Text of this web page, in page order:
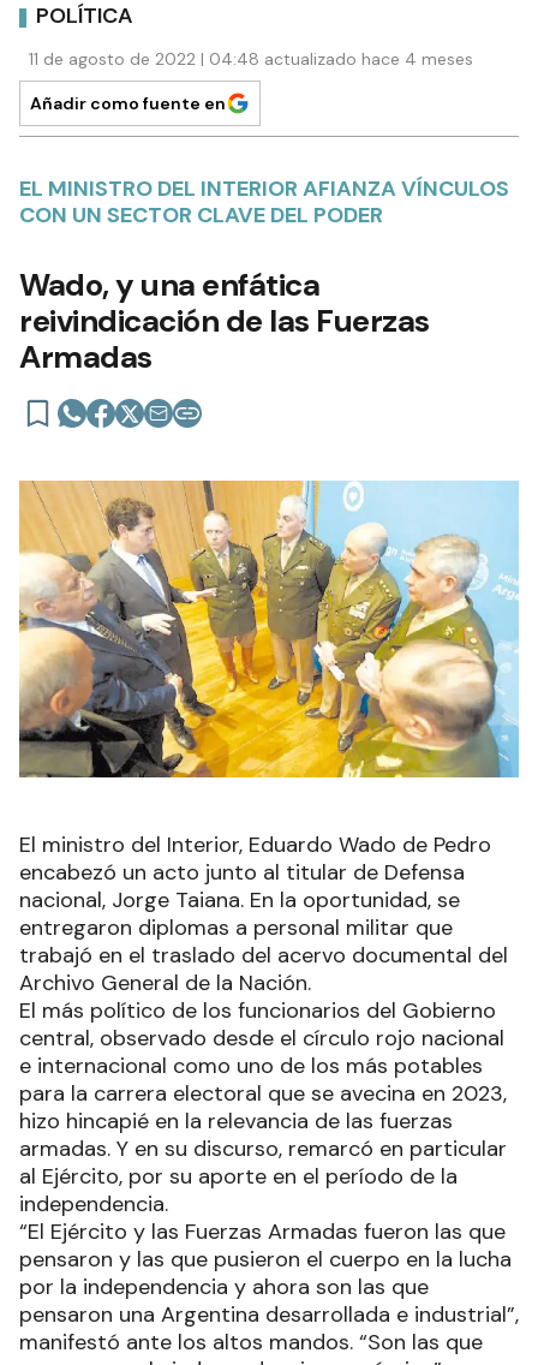
POLÍTICA
11 de agosto de 2022 | 04:48 actualizado hace 4 meses
Añadir como fuente en
EL MINISTRO DEL INTERIOR AFIANZA VÍNCULOS
CON UN SECTOR CLAVE DEL PODER
Wado, y una enfática
reivindicación de las Fuerzas
Armadas
El ministro del Interior, Eduardo Wado de Pedro
encabezó un acto junto al titular de Defensa
nacional, Jorge Taiana. En la oportunidad, se
entregaron diplomas a personal militar que
trabajó en el traslado del acervo documental del
Archivo General de la Nación.
El más político de los funcionarios del Gobierno
central, observado desde el círculo rojo nacional
e internacional como uno de los más potables
para la carrera electoral que se avecina en 2023,
hizo hincapié en la relevancia de las fuerzas
armadas. Y en su discurso, remarcó en particular
al Ejército, por su aporte en el período de la
independencia.
“El Ejército y las Fuerzas Armadas fueron las que
pensaron y las que pusieron el cuerpo en la lucha
por la independencia y ahora son las que
pensaron una Argentina desarrollada e industrial”,
manifestó ante los altos mandos. “Son las que